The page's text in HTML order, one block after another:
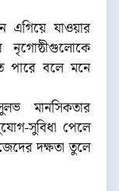
এগিয়ে যাওয়ার
নৃগোষ্ঠীগুলোকে
পারে বলে মনে
মানসিকতার
সুবিধা পেলে
দক্ষতা তুলে